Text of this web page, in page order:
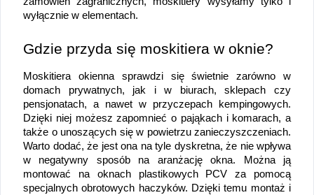
wyłącznie w elementach.
Gdzie przyda się moskitiera w oknie?
Moskitiera okienna sprawdzi się świetnie zarówno w
domach prywatnych, jak i w biurach, sklepach czy
pensjonatach, a nawet w przyczepach kempingowych.
Dzięki niej możesz zapomnieć o pająkach i komarach, a
także o unoszących się w powietrzu zanieczyszczeniach.
Warto dodać, że jest ona na tyle dyskretna, że nie wpływa
w negatywny sposób na aranżację okna. Można ją
montować na oknach plastikowych PCV za pomocą
specjalnych obrotowych haczyków. Dzięki temu montaż i